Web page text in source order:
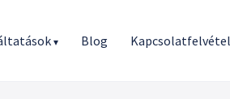
▾ Blog Kapcsolatfelvétel